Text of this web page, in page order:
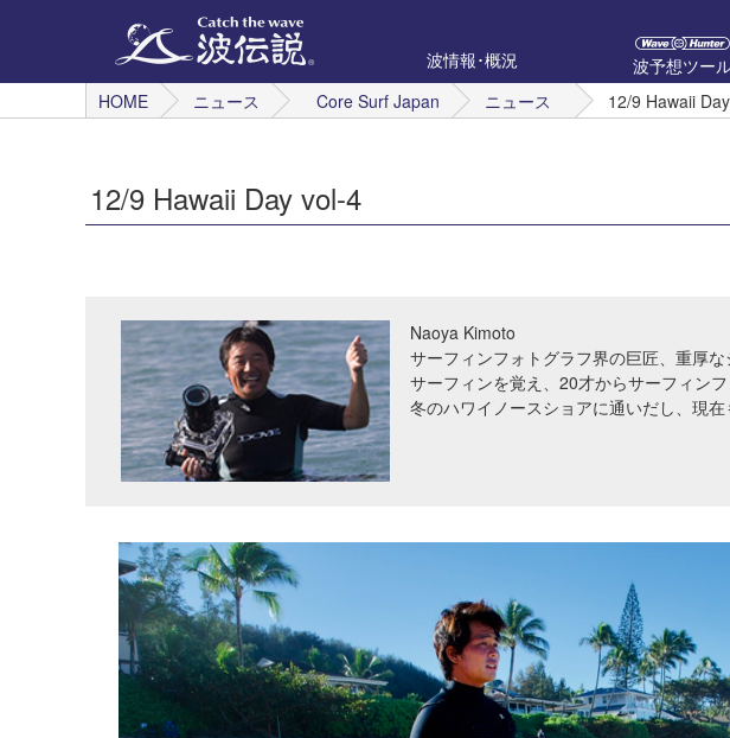
波情報･概況
波予想ツー
HOME
ニュース Core Surf Japan ニュース 12/9 Hawaii
12/9 Hawaii Day vol-4
Naoya Kimoto
サーフィンフォトグラフ界の巨匠、重厚
サーフィンを覚え、20才からサーフィン
冬のハワイノースショアに通いだし、現在